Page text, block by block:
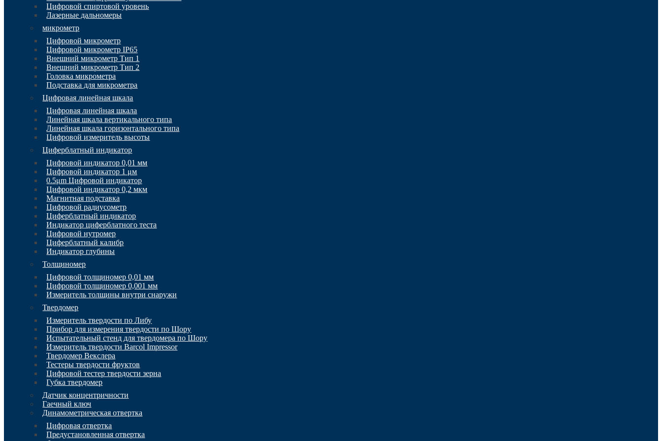
Цифровой спиртовой уровень
Лазерные дальномеры
микрометр
Цифровой микрометр
Цифровой микрометр IP65
Внешний микрометр Тип 1
Внешний микрометр Тип 2
Головка микрометра
Подставка для микрометра
Цифровая линейная шкала
Цифровая линейная шкала
Линейная шкала вертикального типа
Линейная шкала горизонтального типа
Цифровой измеритель высоты
Циферблатный индикатор
Цифровой индикатор 0,01 мм
Цифровой индикатор 1 μм
0.5μm Цифровой индикатор
Цифровой индикатор 0,2 мкм
Магнитная подставка
Цифровой радиусометр
Циферблатный индикатор
Индикатор циферблатного теста
Цифровой нутромер
Циферблатный калибр
Индикатор глубины
Толщиномер
Цифровой толщиномер 0,01 мм
Цифровой толщиномер 0,001 мм
Измеритель толщины внутри снаружи
Твердомер
Измеритель твердости по Либу
Прибор для измерения твердости по Шору
Испытательный стенд для твердомера по Шору
Измеритель твердости Barcol Impressor
Твердомер Векслера
Тестеры твердости фруктов
Цифровой тестер твердости зерна
Губка твердомер
Датчик концентричности
Гаечный ключ
Динамометрическая отвертка
Цифровая отвертка
Предустановленная отвертка